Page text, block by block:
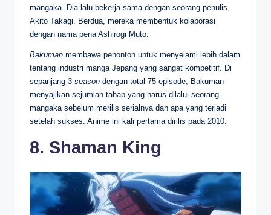
mangaka. Dia lalu bekerja sama dengan seorang penulis,
Akito Takagi. Berdua, mereka membentuk kolaborasi
dengan nama pena Ashirogi Muto.
Bakuman membawa penonton untuk menyelami lebih dalam
tentang industri manga Jepang yang sangat kompetitif. Di
sepanjang 3 season dengan total 75 episode, Bakuman
menyajikan sejumlah tahap yang harus dilalui seorang
mangaka sebelum merilis serialnya dan apa yang terjadi
setelah sukses. Anime ini kali pertama dirilis pada 2010.
8. Shaman King